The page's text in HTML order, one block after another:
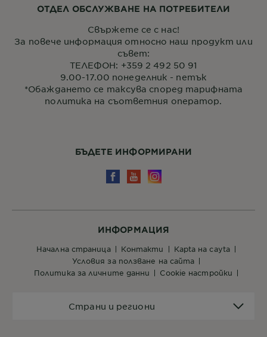
ИНФОРМАЦИЯ
начална страница контакти
кapta нa сayta
условия за ползване на сайта
политика за личните данни
cookie настройки
Страни и региони
БЪДЕТЕ ИНФОРМИРАНИ
ОТДЕЛ ОБСЛУЖВАНЕ НА ПОТРЕБИТЕЛИ
Свържете се с нас!
За повече информация относно наш продукт или
съвет:
ТЕЛЕФОН: +359 2 492 50 91
9.00-17.00 понеделник - петък
*Обаждането се таксува според тарифната
политика на съответния оператор.